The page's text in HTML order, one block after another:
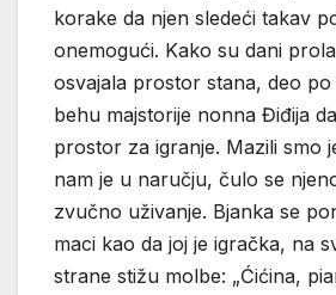
korake da njen sledeći takav
onemogući. Kako su dani
osvajala prostor stana, deo
behu majstorije nonna Điđija
prostor za igranje. Mazili smo
nam je u naručju, čulo se
zvučno uživanje. Bjanka se
maci kao da joj je igračka, na
strane stižu molbe: „Ćićina,